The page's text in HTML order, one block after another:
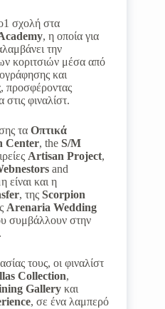
σχολή στα
, η οποία για
την
κοριτσιών μέσα από
και
προσφέροντας
στις φιναλίστ.
τα Οπτικά
Center, the S/M
Artisan Project,
and
είναι και η
, της Scorpion
Arenaria Wedding
συμβάλλουν στην
τους, οι φιναλίστ
Collection,
Gallery και
, σε ένα λαμπερό